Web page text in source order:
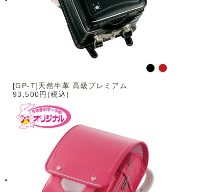
[GP-T]天然牛革 高級プレミアム
93,500円(税込)